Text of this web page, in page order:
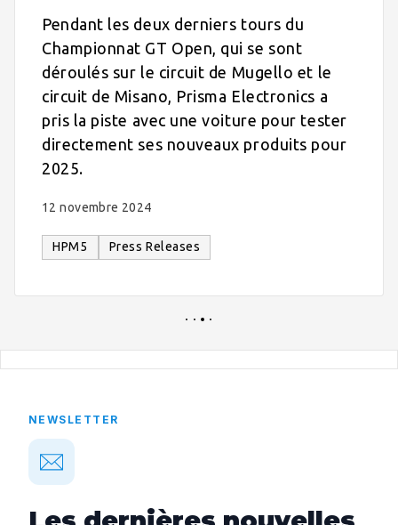
Pendant les deux derniers tours du
Championnat GT Open, qui se sont
déroulés sur le circuit de Mugello et le
circuit de Misano, Prisma Electronics a
pris la piste avec une voiture pour tester
directement ses nouveaux produits pour
2025.
12 novembre 2024
HPM5 Press Releases
NEWSLETTER